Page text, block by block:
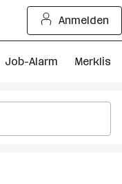
Anmelden
Job-Alarm Merkliste